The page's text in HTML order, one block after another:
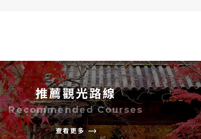
推薦觀光路線
Recommended Courses
查看更多